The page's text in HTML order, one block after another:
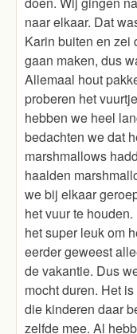
naar elkaar. Dat
Karin buiten en zei
gaan maken, dus
Allemaal hout
proberen het
hebben we heel
bedachten we dat
marshmallows
haalden
we bij elkaar
het vuur te
het super leuk om
eerder geweest
de vakantie. Dus
mocht duren. Het
die kinderen daar
zelfde mee. Al